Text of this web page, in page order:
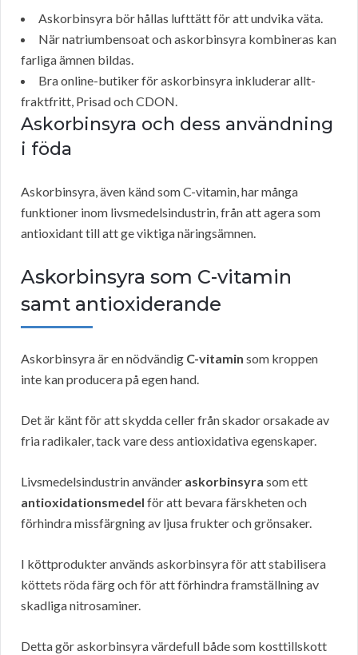
Askorbinsyra bör hållas lufttätt för att undvika väta.
När natriumbensoat och askorbinsyra kombineras kan
farliga ämnen bildas.
Bra online-butiker för askorbinsyra inkluderar allt-
fraktfritt, Prisad och CDON.
Askorbinsyra och dess användning
i föda
Askorbinsyra, även känd som C-vitamin, har många
funktioner inom livsmedelsindustrin, från att agera som
antioxidant till att ge viktiga näringsämnen.
Askorbinsyra som C-vitamin
samt antioxiderande
Askorbinsyra är en nödvändig C-vitamin som kroppen
inte kan producera på egen hand.
Det är känt för att skydda celler från skador orsakade av
fria radikaler, tack vare dess antioxidativa egenskaper.
Livsmedelsindustrin använder askorbinsyra som ett
antioxidationsmedel för att bevara färskheten och
förhindra missfärgning av ljusa frukter och grönsaker.
I köttprodukter används askorbinsyra för att stabilisera
köttets röda färg och för att förhindra framställning av
skadliga nitrosaminer.
Detta gör askorbinsyra värdefull både som kosttillskott